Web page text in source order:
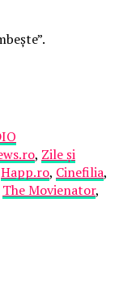
, Zile și
Happ.ro, Cinefilia,
The Movienator,